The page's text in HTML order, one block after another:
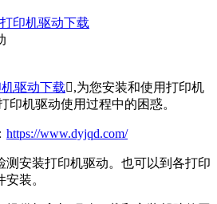
印机驱动下载
驱动下载,为您安装和使用打印机
印机驱动使用过程中的困惑。
https://www.dyjqd.com/
测安装打印机驱动。也可以到各打印
装。